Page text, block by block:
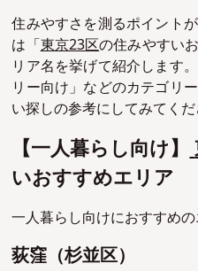
住みやすさを測るポイント
は「東京23区の住みやすい
リア名を挙げて紹介します
リー向け」などのカテゴリ
い探しの参考にしてみてくだ
【一人暮らし向け】
いおすすめエリア
一人暮らし向けにおすすめの
荻窪（杉並区）